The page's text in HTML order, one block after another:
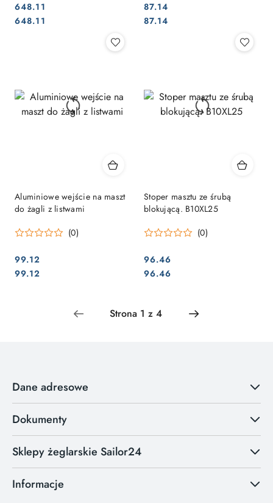
Cena:
648.11
Cena:
648.11 Cena:
87.14
Cena:
87.14
Aluminiowe wejście na maszt
do żagli z listwami
(0)
Cena:
99.12
Cena:
99.12
Stoper masztu ze śrubą
blokującą. B10XL25
(0)
Cena:
96.46
Cena:
96.46
Dane adresowe
Dokumenty
Sklepy żeglarskie Sailor24
Informacje